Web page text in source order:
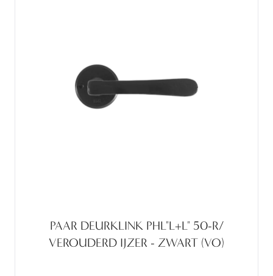
PAAR DEURKLINK PHL"L+L" 50-R/
VEROUDERD IJZER - ZWART (VO)